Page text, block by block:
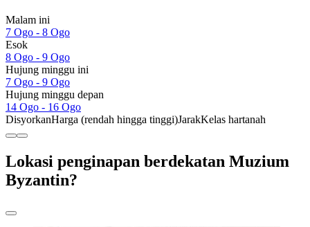
Malam ini
7 Ogo - 8 Ogo
Esok
8 Ogo - 9 Ogo
Hujung minggu ini
7 Ogo - 9 Ogo
Hujung minggu depan
14 Ogo - 16 Ogo
DisyorkanHarga (rendah hingga tinggi)JarakKelas hartanah
Lokasi penginapan berdekatan Muzium
Byzantin?